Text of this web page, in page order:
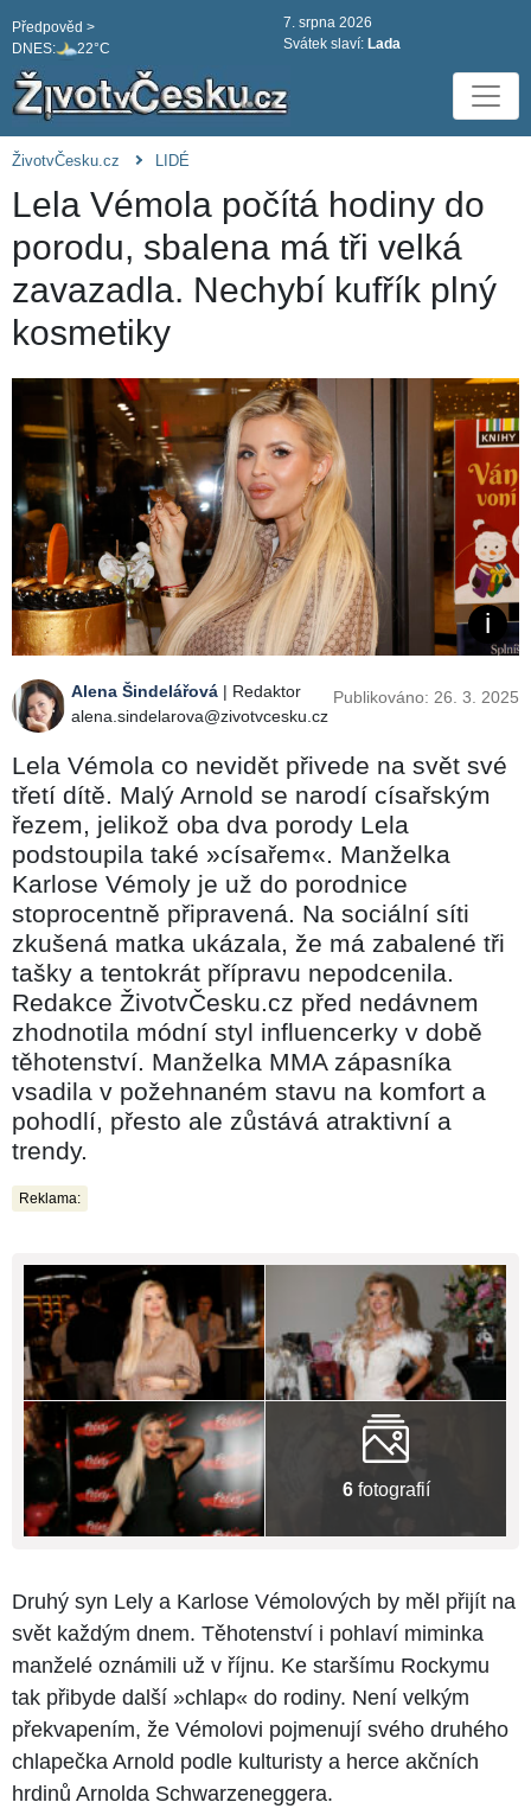
DNES: 22°C
Předpověd >
7. srpna 2026
Svátek slaví: Lada
ŽivotvČesku.cz LIDÉ
Lela Vémola počítá hodiny do
porodu, sbalena má tři velká
zavazadla. Nechybí kufřík plný
kosmetiky
Alena Šindelářová | Redaktor
alena.sindelarova@zivotvcesku.cz
Publikováno: 26. 3. 2025
Lela Vémola co nevidět přivede na svět své
třetí dítě. Malý Arnold se narodí císařským
řezem, jelikož oba dva porody Lela
podstoupila také »císařem«. Manželka
Karlose Vémoly je už do porodnice
stoprocentně připravená. Na sociální síti
zkušená matka ukázala, že má zabalené tři
tašky a tentokrát přípravu nepodcenila.
Redakce ŽivotvČesku.cz před nedávnem
zhodnotila módní styl influencerky v době
těhotenství. Manželka MMA zápasníka
vsadila v požehnaném stavu na komfort a
pohodlí, přesto ale zůstává atraktivní a
trendy.
Reklama:
6fotografií
Druhý syn Lely a Karlose Vémolových by měl přijít na
svět každým dnem. Těhotenství i pohlaví miminka
manželé oznámili už v říjnu. Ke staršímu Rockymu
tak přibyde další »chlap« do rodiny. Není velkým
překvapením, že Vémolovi pojmenují svého druhého
chlapečka Arnold podle kulturisty a herce akčních
hrdinů Arnolda Schwarzeneggera.